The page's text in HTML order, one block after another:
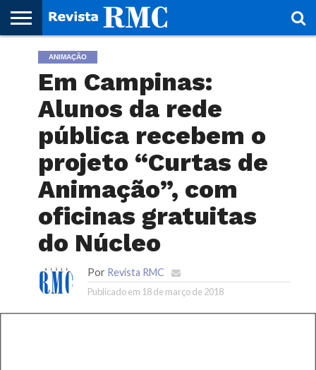
HOME
REVISTA
PROJETO
RMC – 20
ARTE &
NOTÍCIAS
EDIÇÕES
PARCEIROS
FAÇA
SEU
SITE!
FALEANIMAÇÃO
Em Campinas:
Alunos da rede
pública recebem o
projeto “Curtas de
Animação”, com
oficinas gratuitas
do Núcleo
Por Revista RMC
Publicado em 18 de março de 2018